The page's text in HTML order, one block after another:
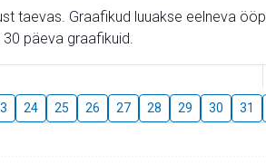
taevas. Graafikud luuakse eelneva
päeva graafikuid.
24 25 26 27 28 29 30 31